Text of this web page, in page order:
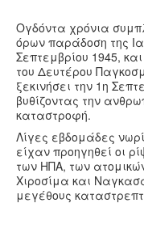
Απόψεις
Τεχνολογία
Υγεία
Πολιτισμός
Αθλητικά
Βίντεο
Συνταγές
Ογδόντα χρόνια
όρων παράδοση της
Σεπτεμβρίου 1945,
του Δευτέρου
ξεκινήσει την 1η
βυθίζοντας την
καταστροφή.
Λίγες εβδομάδες
είχαν προηγηθεί οι
των ΗΠΑ, των
Χιροσίμα και
μεγέθους